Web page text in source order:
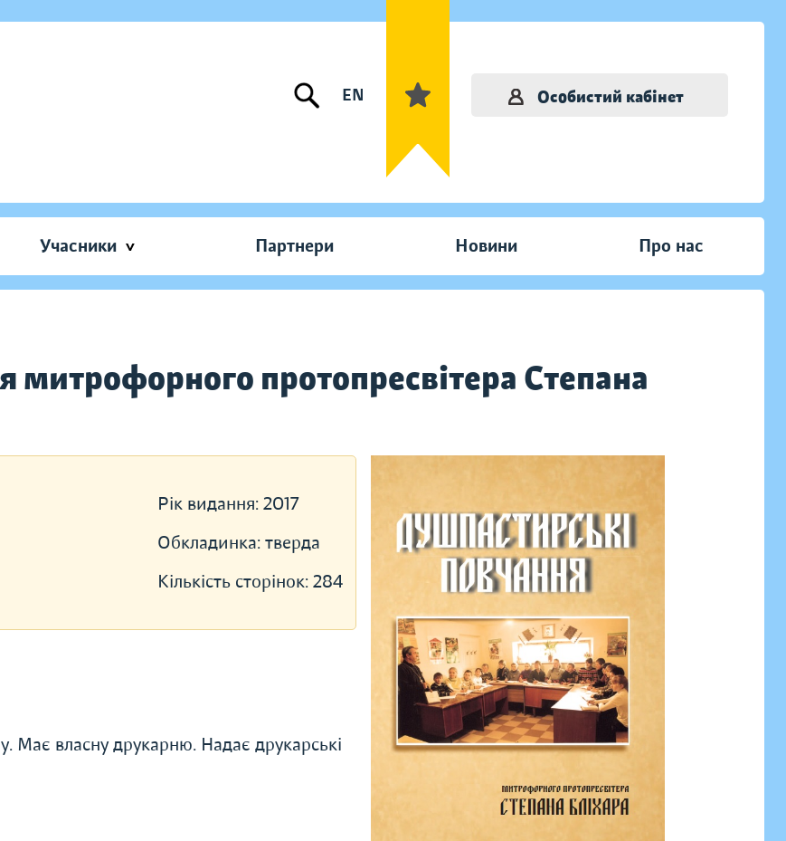
EN Особистий кабінет
Учасники Партнери Новини Про нас
митрофорного протопресвітера Степана
Рік видання: 2017
Обкладинка: тверда
Кількість сторінок: 284
Має власну друкарню. Надає друкарські